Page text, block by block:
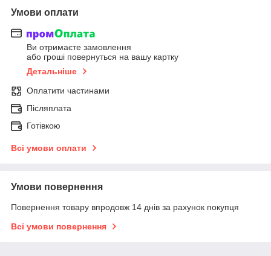
Умови оплати
Ви отримаєте замовлення
або гроші повернуться на вашу картку
Детальніше
Оплатити частинами
Післяплата
Готівкою
Всі умови оплати
Умови повернення
Повернення товару впродовж 14 днів за рахунок покупця
Всі умови повернення